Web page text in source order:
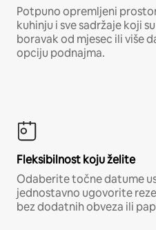
Potpuno opremljeni
kuhinju i sve sadržaje koji
boravak od mjesec ili više
opciju podnajma.
Fleksibilnost koju želite
Odaberite točne datume
jednostavno ugovorite
bez dodatnih obveza ili